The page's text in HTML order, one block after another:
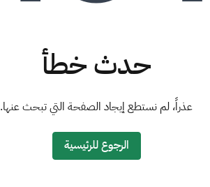
حدث خطأ
عذراً، لم نستطع إيجاد الصفحة التي تبحث عنها.
الرجوع للرئيسية